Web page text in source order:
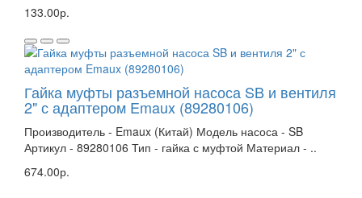
133.00р.
Гайка муфты разъемной насоса SB и вентиля
2" с адаптером Emaux (89280106)
Производитель - Emaux (Китай) Модель насоса - SB
Артикул - 89280106 Тип - гайка с муфтой Материал - ..
674.00р.